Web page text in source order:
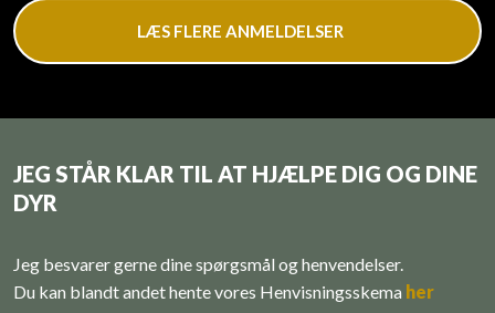
LÆS FLERE ANMELDELSER
JEG STÅR KLAR TIL AT HJÆLPE DIG OG DINE
DYR
Jeg besvarer gerne dine spørgsmål og henvendelser.
Du kan blandt andet hente vores ​Henvisningsskema her